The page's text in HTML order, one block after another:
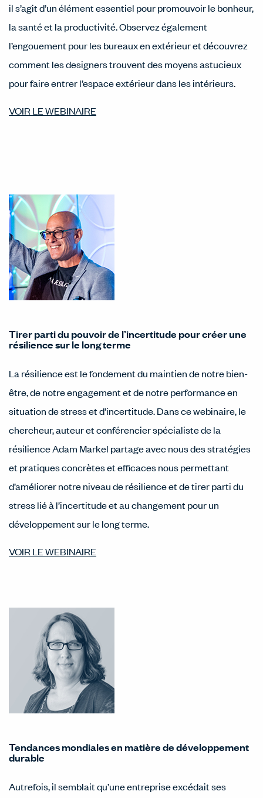
il s’agit d’un élément essentiel pour promouvoir le bonheur,
la santé et la productivité. Observez également
l’engouement pour les bureaux en extérieur et découvrez
comment les designers trouvent des moyens astucieux
pour faire entrer l’espace extérieur dans les intérieurs.
VOIR LE WEBINAIRE
Tirer parti du pouvoir de l’incertitude pour créer une
résilience sur le long terme
La résilience est le fondement du maintien de notre bien-
être, de notre engagement et de notre performance en
situation de stress et d’incertitude. Dans ce webinaire, le
chercheur, auteur et conférencier spécialiste de la
résilience Adam Markel partage avec nous des stratégies
et pratiques concrètes et efficaces nous permettant
d’améliorer notre niveau de résilience et de tirer parti du
stress lié à l’incertitude et au changement pour un
développement sur le long terme.
VOIR LE WEBINAIRE
Tendances mondiales en matière de développement
durable
Autrefois, il semblait qu’une entreprise excédait ses